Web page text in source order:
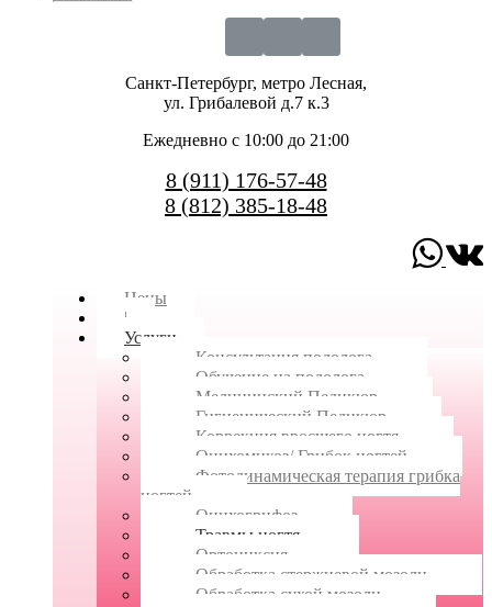
Санкт-Петербург, метро Лесная,
ул. Грибалевой д.7 к.3
Ежедневно с 10:00 до 21:00
8 (911) 176-57-48
8 (812) 385-18-48
Цены
|
Услуги
Консультация подолога
Обучение на подолога
Медицинский Педикюр
Гигиенический Педикюр
Коррекция вросшего ногтя
Онихомикоз/ Грибок ногтей
Фотодинамическая терапия грибка
ногтей
Онихогрифоз
Травмы ногтя
Ортониксия
Обработка стержневой мозоли
Обработка сухой мозоли